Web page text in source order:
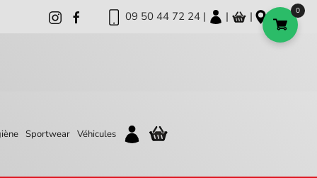
09 50 44 72 24 | | |
Sportwear Véhicules
0